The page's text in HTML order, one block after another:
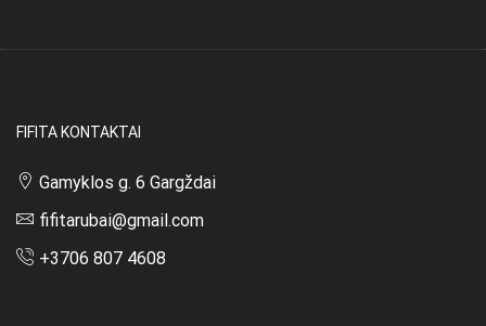
FIFITA KONTAKTAI
Gamyklos g. 6 Gargždai
fifitarubai@gmail.com
+3706 807 4608